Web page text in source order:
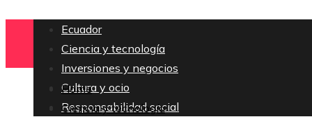
Ecuador
Ciencia y tecnología
Inversiones y negocios
Cultura y ocio
Responsabilidad social
Home
Ciencia y tecnología